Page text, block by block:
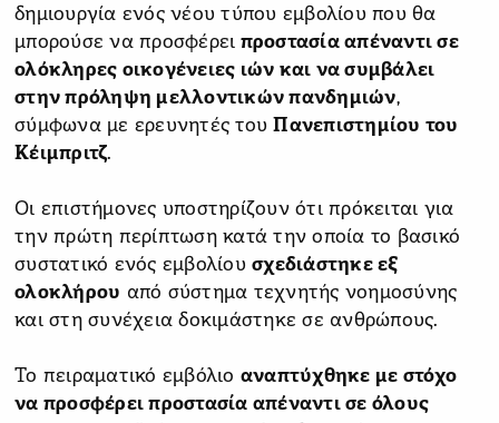
δημιουργία ενός νέου τύπου εμβολίου που θα
μπορούσε να προσφέρει προστασία απέναντι σε
ολόκληρες οικογένειες ιών και να συμβάλει
στην πρόληψη μελλοντικών πανδημιών,
σύμφωνα με ερευνητές τουΠανεπιστημίου του
Κέιμπριτζ.
Οι επιστήμονες υποστηρίζουν ότι πρόκειται για
την πρώτη περίπτωση κατά την οποία το βασικό
συστατικό ενός εμβολίου σχεδιάστηκε εξ
ολοκλήρου από σύστημα τεχνητής νοημοσύνης
και στη συνέχεια δοκιμάστηκε σε ανθρώπους.
Το πειραματικό εμβόλιο αναπτύχθηκε με στόχο
να προσφέρει προστασία απέναντι σε όλους